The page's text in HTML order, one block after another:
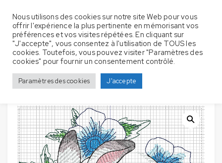
Accueil Bavoir
Lot de 2 Bavoirs pour bébé avec broderie –
Lapin avec des fleurs
Nous utilisons des cookies sur notre site Web pour vous
offrir l'expérience la plus pertinente en mémorisant vos
préférences et vos visites répétées. En cliquant sur
"J'accepte", vous consentez à l'utilisation de TOUS les
cookies. Toutefois, vous pouvez visiter "Paramètres des
cookies" pour fournir un consentement contrôlé.
Paramètres des cookies J'accepte